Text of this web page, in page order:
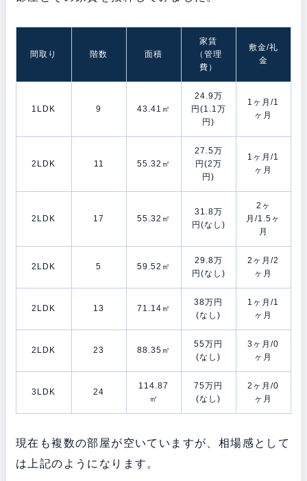
間取り 階数 面積
家賃
（管理
費）
敷金/礼
金
1LDK 9 43.41㎡
24.9万
円(1.1万
円)
1ヶ月/1
ヶ月
2LDK 11 55.32㎡
27.5万
円(2万
円)
1ヶ月/1
ヶ月
2LDK 17 55.32㎡
31.8万
円(なし)
2ヶ
月/1.5ヶ
月
2LDK 5 59.52㎡
29.8万
円(なし)
2ヶ月/2
ヶ月
2LDK 13 71.14㎡
38万円
(なし)
1ヶ月/1
ヶ月
2LDK 23 88.35㎡
55万円
(なし)
3ヶ月/0
ヶ月
3LDK 24
114.87
㎡
75万円
(なし)
2ヶ月/0
ヶ月
現在も複数の部屋が空いていますが、相場感として
は上記のようになります。